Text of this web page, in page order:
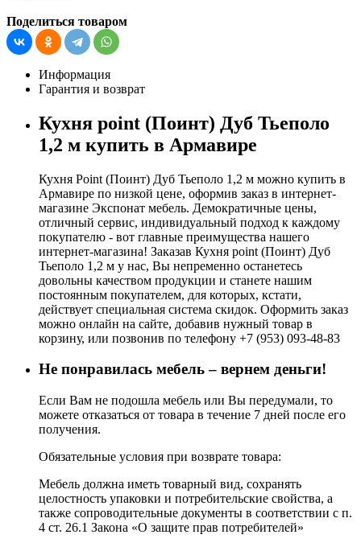
Поделиться товаром
Информация
Гарантия и возврат
Кухня point (Поинт) Дуб Тьеполо
1,2 м купить в Армавире
Кухня Point (Поинт) Дуб Тьеполо 1,2 м можно купить в
Армавире по низкой цене, оформив заказ в интернет-
магазине Экспонат мебель. Демократичные цены,
отличный сервис, индивидуальный подход к каждому
покупателю - вот главные преимущества нашего
интернет-магазина! Заказав Кухня point (Поинт) Дуб
Тьеполо 1,2 м у нас, Вы непременно останетесь
довольны качеством продукции и станете нашим
постоянным покупателем, для которых, кстати,
действует специальная система скидок. Оформить заказ
можно онлайн на сайте, добавив нужный товар в
корзину, или позвонив по телефону +7 (953) 093-48-83
Не понравилась мебель – вернем деньги!
Если Вам не подошла мебель или Вы передумали, то
можете отказаться от товара в течение 7 дней после его
получения.
Обязательные условия при возврате товара:
Мебель должна иметь товарный вид, сохранять
целостность упаковки и потребительские свойства, а
также сопроводительные документы в соответствии с п.
4 ст. 26.1 Закона «О защите прав потребителей»